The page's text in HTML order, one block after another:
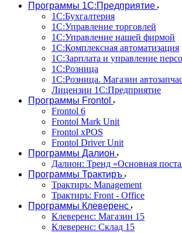
Программы 1С:Предприятие
1С:Бухгалтерия
1С:Управление торговлей
1С:Управление нашей фирмой
1С:Комплексная автоматизация
1С:Зарплата и управление
1С:Розница
1С:Розница. Магазин
Лицензии 1С:Предприятие
Программы Frontol
Frontol 6
Frontol Mark Unit
Frontol xPOS
Frontol Driver Unit
Программы Далион
Далион: Тренд «Основная
Программы Трактиръ
Трактиръ: Management
Трактиръ: Front - Office
Программы Клеверенс
Клеверенс: Магазин 15
Клеверенс: Склад 15